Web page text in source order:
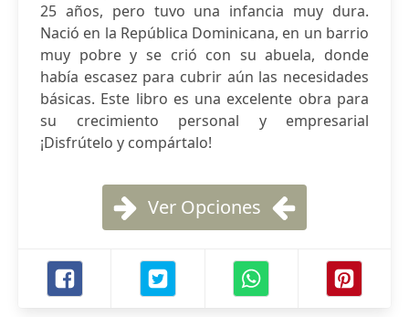
25 años, pero tuvo una infancia muy dura.
Nació en la República Dominicana, en un barrio
muy pobre y se crió con su abuela, donde
había escasez para cubrir aún las necesidades
básicas. Este libro es una excelente obra para
su crecimiento personal y empresarial
¡Disfrútelo y compártalo!
Ver Opciones